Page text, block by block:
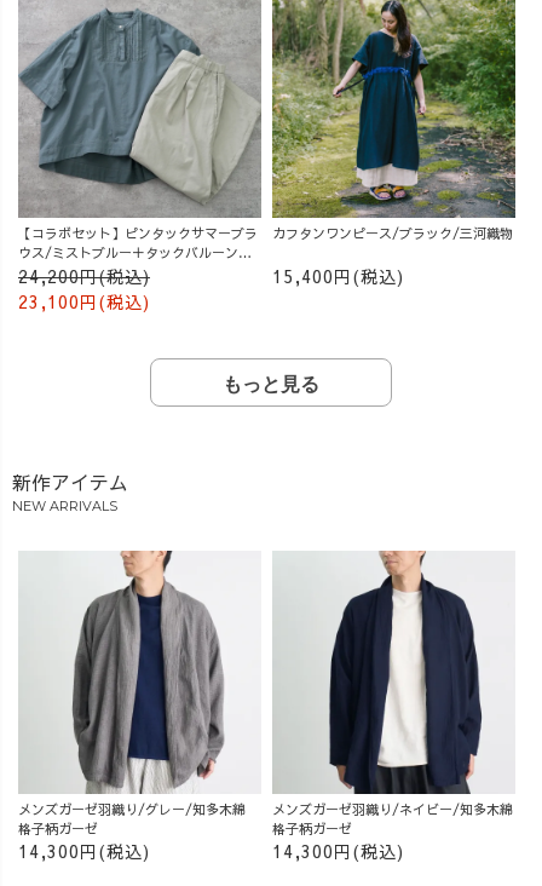
【コラボセット】ピンタックサマーブラ
ウス/ミストブルー＋タックバルーンパ
ンツ/グレージュ
24,200円(税込)
23,100円(税込)
カフタンワンピース/ブラック/三河織物
15,400円(税込)
もっと見る
新作アイテム
NEW ARRIVALS
メンズガーゼ羽織り/グレー/知多木綿
格子柄ガーゼ
14,300円(税込)
メンズガーゼ羽織り/ネイビー/知多木綿
格子柄ガーゼ
14,300円(税込)